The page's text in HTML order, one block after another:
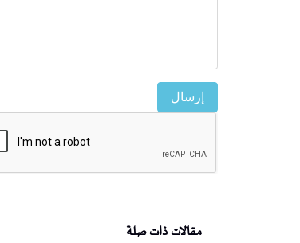
إرسال
مقالات ذات صلة